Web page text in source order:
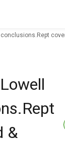
conclusions.Rept
&